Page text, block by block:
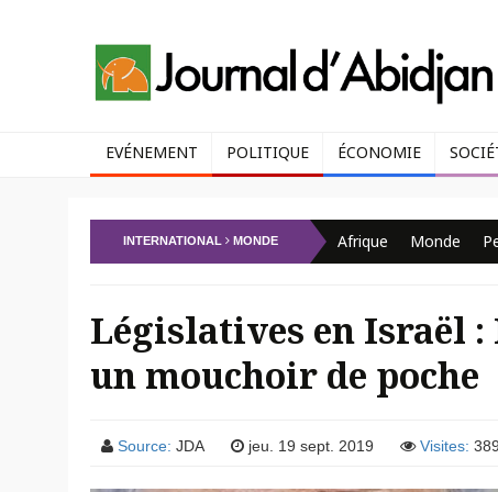
EVÉNEMENT POLITIQUE ÉCONOMIE
INTERNATIONAL MONDE Afrique Monde
Législatives en Israël :
un mouchoir de poche
Source: JDA jeu. 19 sept. 2019 Visites: